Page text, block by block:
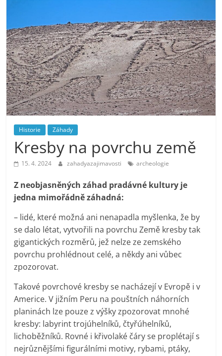
Historie Záhady
Kresby na povrchu země
15. 4. 2024 zahadyazajimavosti archeologie
Z neobjasněných záhad pradávné kultury je
jedna mimořádně záhadná:
– lidé, které možná ani nenapadla myšlenka, že by
se dalo létat, vytvořili na povrchu Země kresby tak
gigantických rozměrů, jež nelze ze zemského
povrchu prohlédnout celé, a někdy ani vůbec
zpozorovat.
Takové povrchové kresby se nacházejí v Evropě i v
Americe. V jižním Peru na pouštních náhorních
planinách lze pouze z výšky zpozorovat mnohé
kresby: labyrint trojúhelníků, čtyřúhelníků,
lichoběžníků. Rovné i křivolaké čáry se proplétají s
nejrůznějšími figurálními motivy, rybami, ptáky,